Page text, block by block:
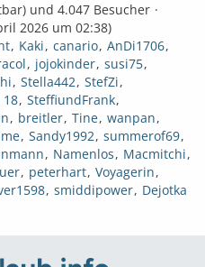
und 4.047 Besucher
2026 um 02:38)
Kaki canario AnDi1706
jojokinder susi75
Stella442 StefZi
SteffiundFrank
breitler Tine wanpan
Sandy1992 summerof69
Namenlos
Macmitchi
peterhart Voyagerin
smiddipower Dejotka